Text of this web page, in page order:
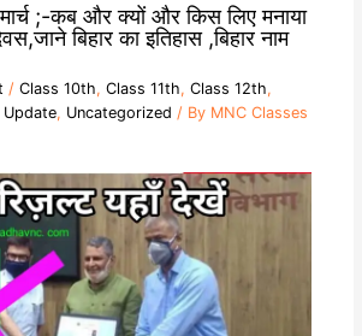
;-कब और क्यों और किस लिए मनाया
बिहार का इतिहास ,बिहार नाम
/ Class 10th, Class 11th, Class 12th,
, Uncategorized / By MNC Classes